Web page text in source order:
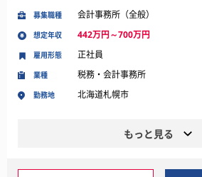
募集職種 会計事務所（全般）
想定年収 442万円～700万円
業種 税務・会計事務所
勤務地 北海道札幌市
雇用形態 正社員
もっと見る